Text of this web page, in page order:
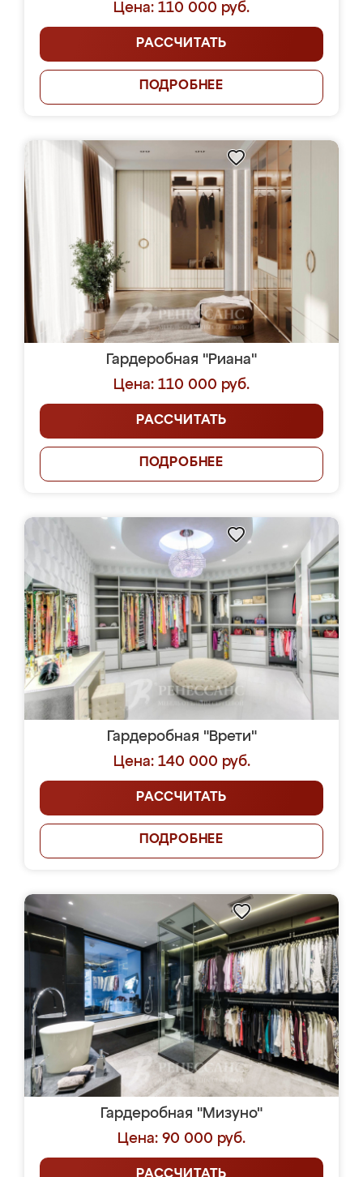
Цена: 110 000 руб.
РАССЧИТАТЬ
ПОДРОБНЕЕ
Гардеробная "Риана"
Цена: 110 000 руб.
РАССЧИТАТЬ
ПОДРОБНЕЕ
Гардеробная "Врети"
Цена: 140 000 руб.
РАССЧИТАТЬ
ПОДРОБНЕЕ
Гардеробная "Мизуно"
Цена: 90 000 руб.